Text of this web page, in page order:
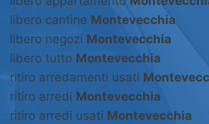
libero cantine Montevecchia
libero negozi Montevecchia
libero tutto Montevecchia
ritiro arredamenti usati
ritiro arredi Montevecchia
ritiro arredi usati Montevecchia